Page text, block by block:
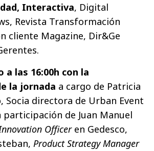
Interactiva, Digital
Revista Transformación
cliente Magazine, Dir&Ge
a las 16:00h con la
la jornada a cargo de Patricia
Socia directora de Urban Event
de Juan Manuel
Officeren Gedesco,
Product Strategy Manager